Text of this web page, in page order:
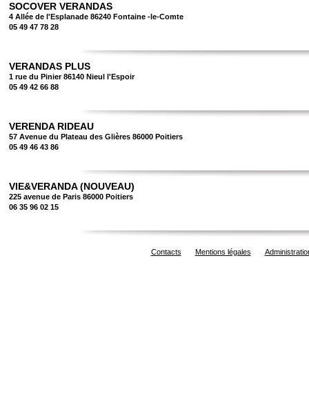
SOCOVER VERANDAS
4 Allée de l'Esplanade 86240 Fontaine -le-Comte
05 49 47 78 28
VERANDAS PLUS
1 rue du Pinier 86140 Nieul l'Espoir
05 49 42 66 88
VERENDA RIDEAU
57 Avenue du Plateau des Glières 86000 Poitiers
05 49 46 43 86
VIE&VERANDA (NOUVEAU)
225 avenue de Paris 86000 Poitiers
06 35 96 02 15
Contacts Mentions légales